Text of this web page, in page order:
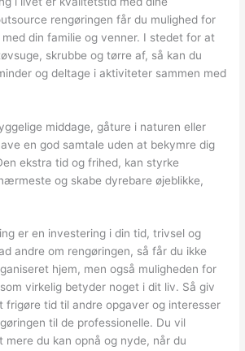
rengøringen får du mulighed for
din familie og venner. I stedet for at
skrubbe og tørre af, så kan du
og deltage i aktiviteter sammen med
middage, gåture i naturen eller
en god samtale uden at bekymre dig
ekstra tid og frihed, kan styrke
og skabe dyrebare øjeblikke,
er en investering i din tid, trivsel og
andre om rengøringen, så får du ikke
hjem, men også muligheden for
virkelig betyder noget i dit liv. Så giv
frigøre tid til andre opgaver og interesser
til de professionelle. Du vil
mere du kan opnå og nyde, når du